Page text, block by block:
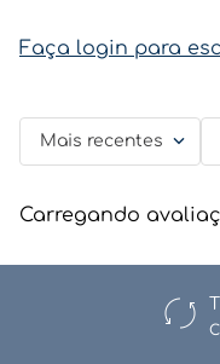
Faça login para
Mais recentes
Carregando